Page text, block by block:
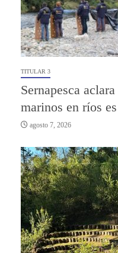
TITULAR 3
Sernapesca
marinos en ríos
agosto 7, 2026